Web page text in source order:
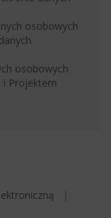
osobowych
osobowych
i Projektem